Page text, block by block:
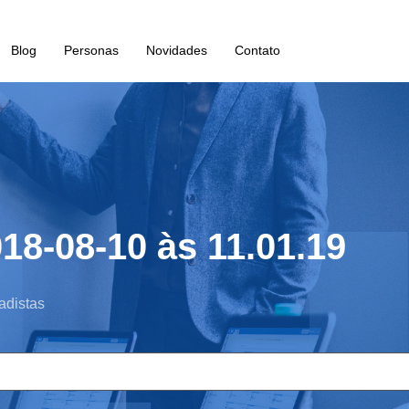
Blog Personas Novidades Contato
08-10 às 11.01.19